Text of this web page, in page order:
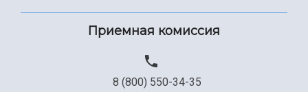
Приемная комиссия
8 (800) 550-34-35